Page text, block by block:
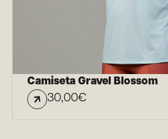
Camiseta Gravel Blossom
30,00€